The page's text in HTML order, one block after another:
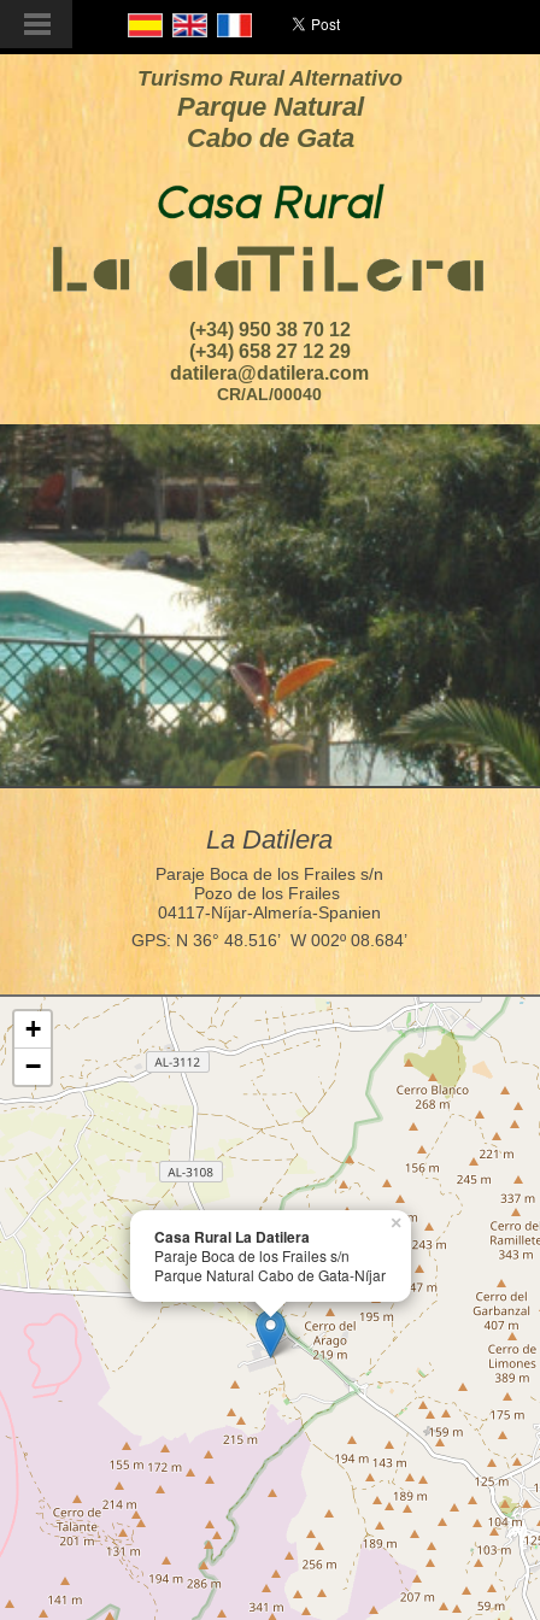
Turismo Rural Alternativo
Parque Natural
Cabo de Gata
(+34) 950 38 70 12
(+34) 658 27 12 29
datilera@datilera.com
CR/AL/00040
La Datilera
Paraje Boca de los Frailes s/n
Pozo de los Frailes
04117-Níjar-Almería-Spanien
GPS: N 36° 48.516’ W 002º 08.684’
Casa Rural La Datilera
Paraje Boca de los Frailes s/n
Parque Natural Cabo de Gata-Níjar
×
+
−